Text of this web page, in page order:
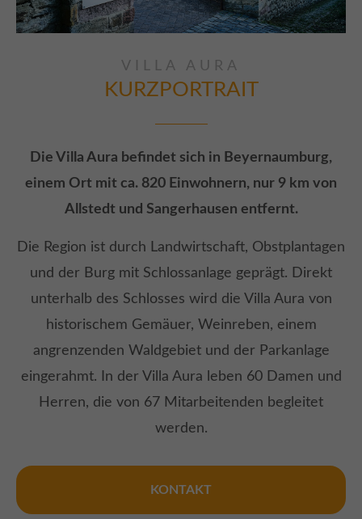
VILLA AURA
KURZPORTRAIT
Die Villa Aura befindet sich in Beyernaumburg,
einem Ort mit ca. 820 Einwohnern, nur 9 km von
Allstedt und Sangerhausen entfernt.
Die Region ist durch Landwirtschaft, Obstplantagen
und der Burg mit Schlossanlage geprägt. Direkt
unterhalb des Schlosses wird die Villa Aura von
historischem Gemäuer, Weinreben, einem
angrenzenden Waldgebiet und der Parkanlage
eingerahmt. In der Villa Aura leben 60 Damen und
Herren, die von 67 Mitarbeitenden begleitet
werden.
KONTAKT